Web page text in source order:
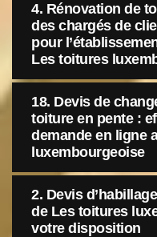
4. Rénovation de
des chargés de
pour
Les toitures
18. Devis de
toiture en pente :
demande en ligne
luxembourgeoise
2. Devis
de Les toitures
votre disposition